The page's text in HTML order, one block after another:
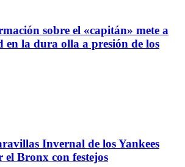
sobre el «capitán» mete a
en la dura olla a presión de los
Invernal de los Yankees
el Bronx con festejos